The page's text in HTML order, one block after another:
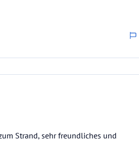
Strand, sehr freundliches und